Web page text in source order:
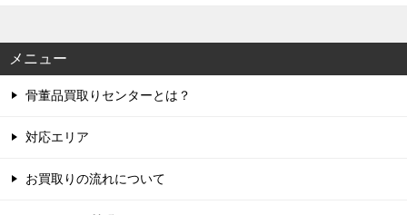
メニュー
骨董品買取りセンターとは？
対応エリア
お買取りの流れについて